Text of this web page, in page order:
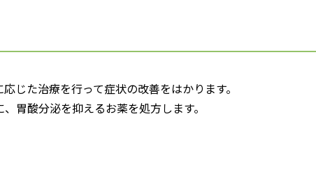
じた治療を行って症状の改善をはかります。
胃酸分泌を抑えるお薬を処方します。